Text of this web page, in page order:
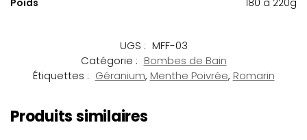
UGS : MFF-03
Catégorie : Bombes de Bain
Étiquettes : Géranium, Menthe Poivrée, Romarin
Produits similaires